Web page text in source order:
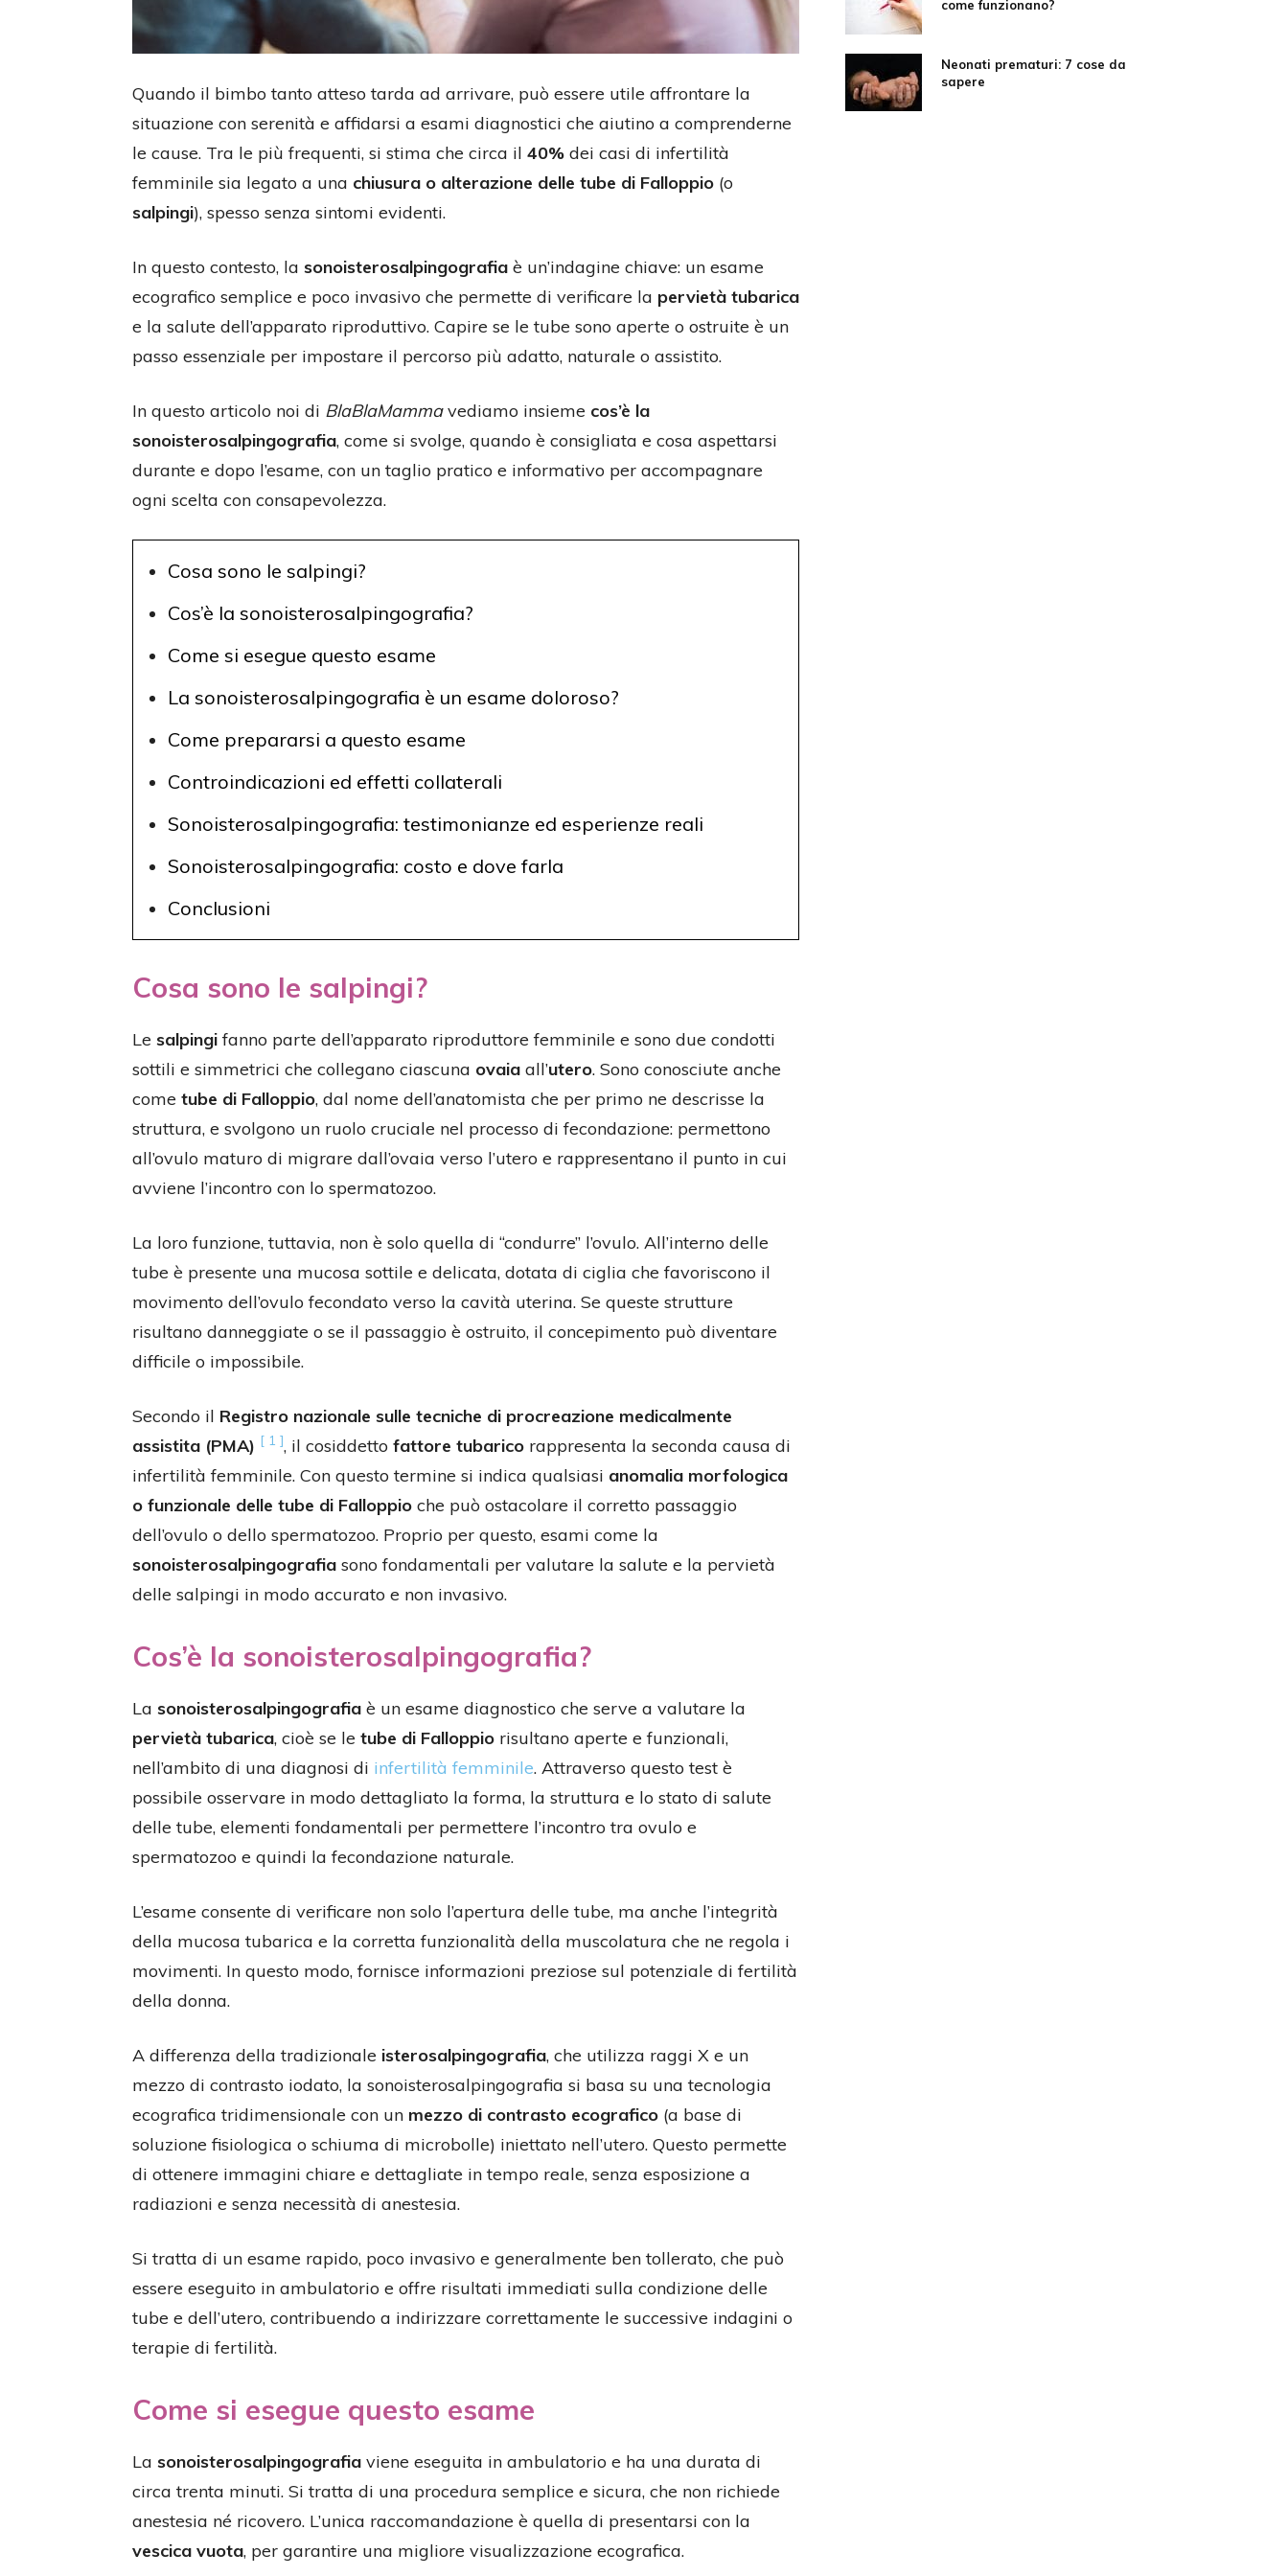
Quando il bimbo tanto atteso tarda ad arrivare, può essere utile affrontare la
situazione con serenità e affidarsi a esami diagnostici che aiutino a comprenderne
le cause. Tra le più frequenti, si stima che circa il 40% dei casi di infertilità
femminile sia legato a una chiusura o alterazione delle tube di Falloppio (o
salpingi), spesso senza sintomi evidenti.
In questo contesto, la sonoisterosalpingografia è un’indagine chiave: un esame
ecografico semplice e poco invasivo che permette di verificare la pervietà tubarica
e la salute dell’apparato riproduttivo. Capire se le tube sono aperte o ostruite è un
passo essenziale per impostare il percorso più adatto, naturale o assistito.
In questo articolo noi di BlaBlaMammavediamo insieme cos’è la
sonoisterosalpingografia, come si svolge, quando è consigliata e cosa aspettarsi
durante e dopo l’esame, con un taglio pratico e informativo per accompagnare
ogni scelta con consapevolezza.
Cosa sono le salpingi?
Cos’è la sonoisterosalpingografia?
Come si esegue questo esame
La sonoisterosalpingografia è un esame doloroso?
Come prepararsi a questo esame
Controindicazioni ed effetti collaterali
Sonoisterosalpingografia: testimonianze ed esperienze reali
Sonoisterosalpingografia: costo e dove farla
Conclusioni
Cosa sono le salpingi?
Le salpingi fanno parte dell’apparato riproduttore femminile e sono due condotti
sottili e simmetrici che collegano ciascuna ovaia all’utero. Sono conosciute anche
come tube di Falloppio, dal nome dell’anatomista che per primo ne descrisse la
struttura, e svolgono un ruolo cruciale nel processo di fecondazione: permettono
all’ovulo maturo di migrare dall’ovaia verso l’utero e rappresentano il punto in cui
avviene l’incontro con lo spermatozoo.
La loro funzione, tuttavia, non è solo quella di “condurre” l’ovulo. All’interno delle
tube è presente una mucosa sottile e delicata, dotata di ciglia che favoriscono il
movimento dell’ovulo fecondato verso la cavità uterina. Se queste strutture
risultano danneggiate o se il passaggio è ostruito, il concepimento può diventare
difficile o impossibile.
Secondo il Registro nazionale sulle tecniche di procreazione medicalmente
assistita (PMA) [ 1 ], il cosiddetto fattore tubarico rappresenta la seconda causa di
infertilità femminile. Con questo termine si indica qualsiasi anomalia morfologica
o funzionale delle tube di Falloppio che può ostacolare il corretto passaggio
dell’ovulo o dello spermatozoo. Proprio per questo, esami come la
sonoisterosalpingografia sono fondamentali per valutare la salute e la pervietà
delle salpingi in modo accurato e non invasivo.
Cos’è la sonoisterosalpingografia?
La sonoisterosalpingografia è un esame diagnostico che serve a valutare la
pervietà tubarica, cioè se le tube di Falloppio risultano aperte e funzionali,
nell’ambito di una diagnosi di infertilità femminile. Attraverso questo test è
possibile osservare in modo dettagliato la forma, la struttura e lo stato di salute
delle tube, elementi fondamentali per permettere l’incontro tra ovulo e
spermatozoo e quindi la fecondazione naturale.
L’esame consente di verificare non solo l’apertura delle tube, ma anche l’integrità
della mucosa tubarica e la corretta funzionalità della muscolatura che ne regola i
movimenti. In questo modo, fornisce informazioni preziose sul potenziale di fertilità
della donna.
A differenza della tradizionale isterosalpingografia, che utilizza raggi X e un
mezzo di contrasto iodato, la sonoisterosalpingografia si basa su una tecnologia
ecografica tridimensionale con un mezzo di contrasto ecografico (a base di
soluzione fisiologica o schiuma di microbolle) iniettato nell’utero. Questo permette
di ottenere immagini chiare e dettagliate in tempo reale, senza esposizione a
radiazioni e senza necessità di anestesia.
Si tratta di un esame rapido, poco invasivo e generalmente ben tollerato, che può
essere eseguito in ambulatorio e offre risultati immediati sulla condizione delle
tube e dell’utero, contribuendo a indirizzare correttamente le successive indagini o
terapie di fertilità.
Come si esegue questo esame
La sonoisterosalpingografia viene eseguita in ambulatorio e ha una durata di
circa trenta minuti. Si tratta di una procedura semplice e sicura, che non richiede
anestesia né ricovero. L’unica raccomandazione è quella di presentarsi con la
vescica vuota, per garantire una migliore visualizzazione ecografica.
come funzionano?
Neonati prematuri: 7 cose da
sapere